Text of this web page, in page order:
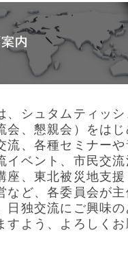
シュタムティッ
会、懇親会）をは
流、各種セミナー
イベント、市民交
座、東北被災地支
など、各委員会が
日独交流にご興味
すよう、よろしく